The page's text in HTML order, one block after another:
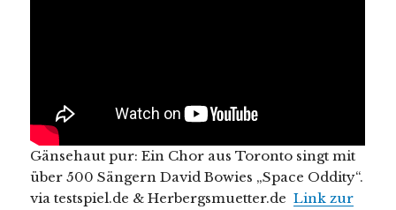
Gänsehaut pur: Ein Chor aus Toronto singt mit
über 500 Sängern David Bowies „Space Oddity“.
via testspiel.de & Herbergsmuetter.deLink zur